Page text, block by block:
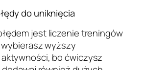
do uniknięcia
jest liczenie treningów
wybierasz wyższy
bo ćwiczysz